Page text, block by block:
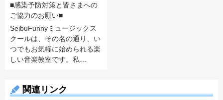
■感染予防対策と皆さまへの
ご協力のお願い■
SeibuFunnyミュージックス
クールは、その名の通り、い
つでもお気軽に始められる楽
しい音楽教室です。私…
関連リンク